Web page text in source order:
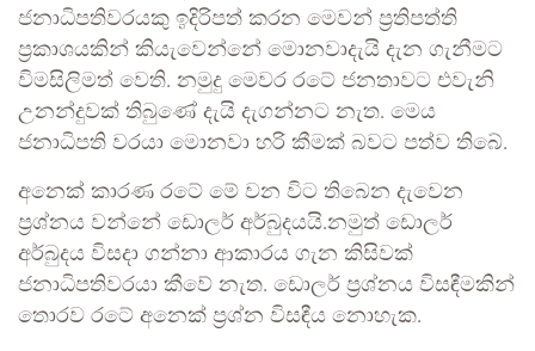
ජනාධිපතිවරයකු ඉදිරිපත් කරන මෙවන් ප්‍රතිපත්ති
ප්‍රකාශයකින් කියැවෙන්නේ මොනවාදැයි දැන ගැනීමට
විමසිලිමත් වෙති. නමුදු මෙවර රටේ ජනතාවට එවැනි
උනන්දුවක් තිබුණේ දැයි දැගන්නට නැත. මෙය
ජනාධිපති වරයා මොනවා හරි කීමක් බවට පත්ව තිබේ.
අනෙක් කාරණ රටේ මේ වන විට තිබෙන දැවෙන
ප්‍රශ්නය වන්නේ ඩොලර් අර්බුදයයි.නමුත් ඩොලර්
අර්බුදය විසදා ගන්නා ආකාරය ගැන කිසිවක්
ජනාධිපතිවරයා කීවේ නැත. ඩොලර් ප්‍රශ්නය විසඳීමකින්
තොරව රටේ අනෙක් ප්‍රශ්න විසඳීය නොහැක.